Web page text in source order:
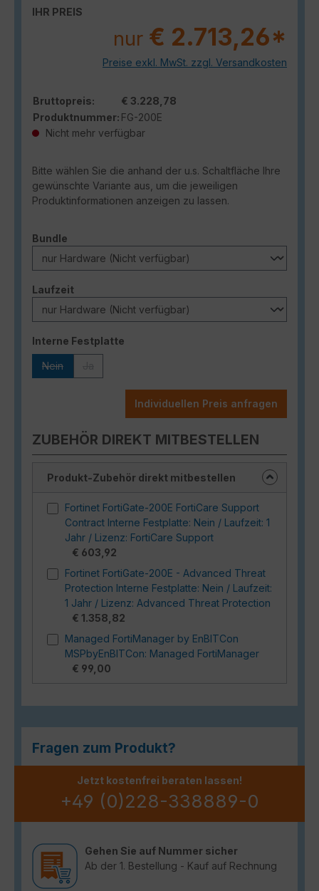
IHR PREIS
nur € 2.713,26*
Preise exkl. MwSt. zzgl. Versandkosten
Bruttopreis:
€ 3.228,78
Produktnummer: FG-200E
Nicht mehr verfügbar
Bitte wählen Sie die anhand der u.s. Schaltfläche Ihre
gewünschte Variante aus, um die jeweiligen
Produktinformationen anzeigen zu lassen.
Bundle
Laufzeitauswählen
Interne Festplatte
Nein
Individuellen Preis anfragen
ZUBEHÖR DIREKT MITBESTELLEN
Produkt-Zubehör direkt mitbestellen
Fortinet FortiGate-200E FortiCare Support
Contract Interne Festplatte: Nein / Laufzeit: 1
Jahr / Lizenz: FortiCare Support
€ 603,92
Fortinet FortiGate-200E - Advanced Threat
Protection Interne Festplatte: Nein / Laufzeit:
1 Jahr / Lizenz: Advanced Threat Protection
€ 1.358,82
Managed FortiManager by EnBITCon
MSPbyEnBITCon: Managed FortiManager
€ 99,00
Fragen zum Produkt?
Jetzt kostenfrei beraten lassen!
+49 (0)228-338889-0
Gehen Sie auf Nummer sicher
Ab der 1. Bestellung - Kauf auf Rechnung